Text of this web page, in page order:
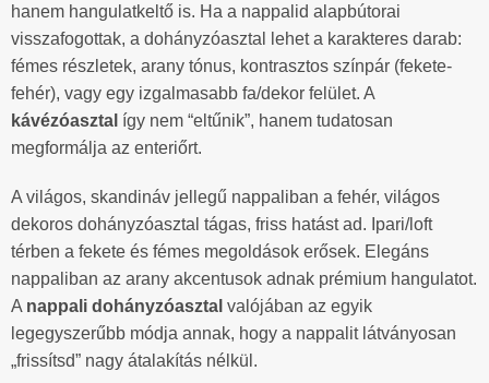
hanem hangulatkeltő is. Ha a nappalid alapbútorai
visszafogottak, a dohányzóasztal lehet a karakteres darab:
fémes részletek, arany tónus, kontrasztos színpár (fekete-
fehér), vagy egy izgalmasabb fa/dekor felület. A
kávézóasztal így nem “eltűnik”, hanem tudatosan
megformálja az enteriőrt.
A világos, skandináv jellegű nappaliban a fehér, világos
dekoros dohányzóasztal tágas, friss hatást ad. Ipari/loft
térben a fekete és fémes megoldások erősek. Elegáns
nappaliban az arany akcentusok adnak prémium hangulatot.
A nappali dohányzóasztal valójában az egyik
legegyszerűbb módja annak, hogy a nappalit látványosan
„frissítsd” nagy átalakítás nélkül.